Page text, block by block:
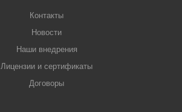
Контакты
Новости
Наши внедрения
Лицензии и сертификаты
Договоры